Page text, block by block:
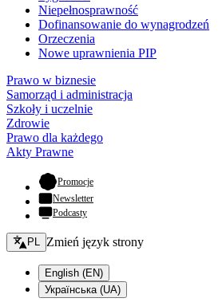
Niepełnosprawność
Dofinansowanie do wynagrodzeń
Orzeczenia
Nowe uprawnienia PIP
Prawo w biznesie
Samorząd i administracja
Szkoły i uczelnie
Zdrowie
Prawo dla każdego
Akty Prawne
Promocje- otwiera się w nowej karcie
Newsletter
Podcasty
Zmień język - bieżący:
PL Zmień język strony
English (EN)
Українська (UA)